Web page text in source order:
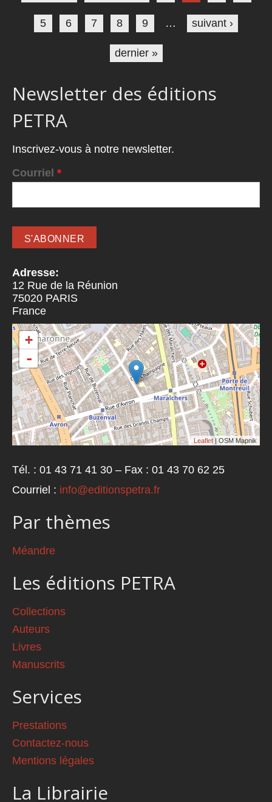
5 6 7 8 9 … suivant ›
dernier »
Newsletter des éditions
PETRA
Inscrivez-vous à notre newsletter.
Courriel *
Adresse:
12 Rue de la Réunion
75020 PARIS
France
+
-
Leaflet | OSM Mapnik
Tél. : 01 43 71 41 30 – Fax : 01 43 70 62 25
Courriel : info@editionspetra.fr
Par thèmes
Méandre
Les éditions PETRA
Collections
Auteurs
Livres
Manuscrits
Services
Prestations
Contactez-nous
Mentions légales
La Librairie